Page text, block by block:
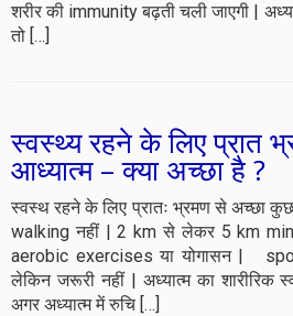
शरीर की immunity बढ़ती चली जाएगी |
तो […]
स्वस्थ्य रहने के लिए प्रात
आध्यात्म – क्या अच्छा है ?
स्वस्थ रहने के लिए प्रातः भ्रमण से अच्छा
walking नहीं | 2 km से लेकर 5 km
aerobic exercises या योगासन |
लेकिन जरूरी नहीं | अध्यात्म का शारीरिक
अगर अध्यात्म में रुचि […]